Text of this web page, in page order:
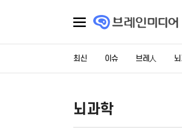
최신 이슈 브레人
뇌과학